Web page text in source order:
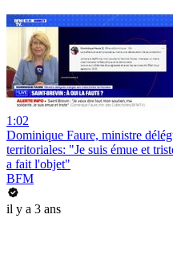
1:02
Dominique Faure, ministre
territoriales: "Je suis émue et
a fait l'objet"
BFM
il y a 3 ans